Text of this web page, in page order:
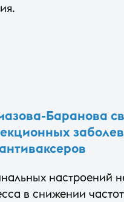
Баранова
настроений
в снижении